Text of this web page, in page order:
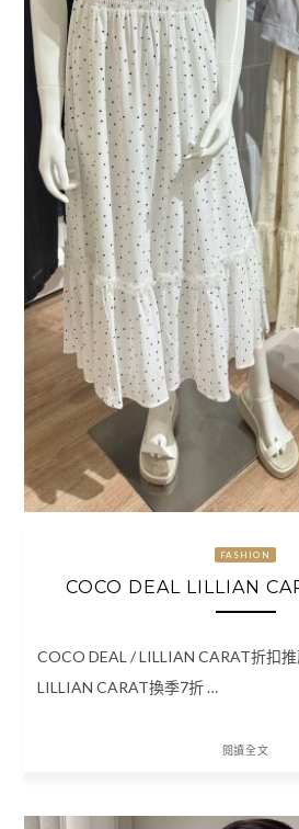
FASHION
COCO DEAL LILLIAN
COCO DEAL / LILLIAN CARAT折扣推
LILLIAN CARAT換季7折 …
閱讀全文